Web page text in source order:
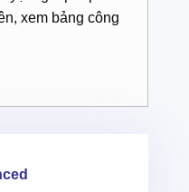
xem bảng công